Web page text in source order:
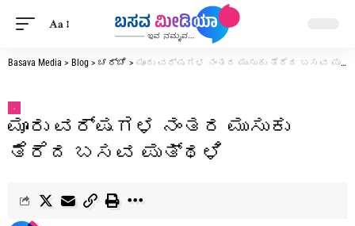
Aa
Basava Media > Blog > ಚರ್ಚೆ > ಮೂರು ವರ್ಷಗಳ ನಂತರ ಮುಸುಕು ತೆರೆದ ಬಸವ ಪುತ್ಥಳಿ
.
ಮೂರು ವರ್ಷಗಳ ನಂತರ ಮುಸುಕು
ತೆರೆದ ಬಸವ ಪುತ್ಥಳಿ